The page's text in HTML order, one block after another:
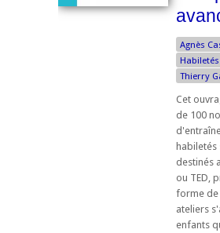
Agnès
Thierry
Cet
de 100
habiletés
destinés
ou TED,
forme de
ateliers
enfants